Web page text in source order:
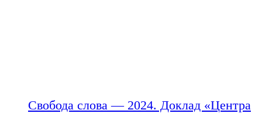
Свобода слова — 2024. Доклад «Центра